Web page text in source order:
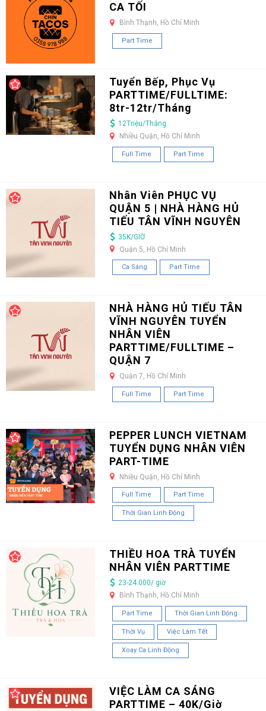
CA TỐI
Bình Thạnh, Hồ Chí Minh
Part Time
Tuyển Bếp, Phục Vụ
PARTTIME/FULLTIME:
8tr-12tr/Tháng
12Triệu/Tháng
Nhiều Quận, Hồ Chí Minh
Full Time Part Time
Nhân Viên PHỤC VỤ
QUẬN 5 | NHÀ HÀNG HỦ
TIẾU TÂN VĨNH NGUYÊN
35K/GIỜ
Quận 5, Hồ Chí Minh
Ca Sáng Part Time
NHÀ HÀNG HỦ TIẾU TÂN
VĨNH NGUYÊN TUYỂN
NHÂN VIÊN
PARTTIME/FULLTIME –
QUẬN 7
Quận 7, Hồ Chí Minh
Full Time Part Time
PEPPER LUNCH VIETNAM
TUYỂN DỤNG NHÂN VIÊN
PART-TIME
Nhiều Quận, Hồ Chí Minh
Full Time Part Time
Thời Gian Linh Động
THIỀU HOA TRÀ TUYỂN
NHÂN VIÊN PARTTIME
23-24.000/ giờ
Bình Thạnh, Hồ Chí Minh
Part Time Thời Gian Linh Động
Thời Vụ Việc Làm Tết
Xoay Ca Linh Động
VIỆC LÀM CA SÁNG
PARTTIME – 40K/Giờ